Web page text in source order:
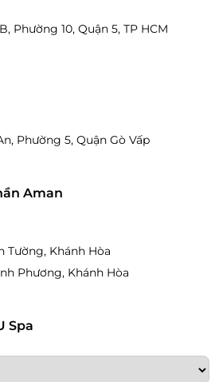
Vấp - Hồ Chí Minh.
P.4, Q.10, Hồ Chí Minh
Phường 10, Quận 5, TP HCM
Phường 5, Quận Gò Vấp
Aman
Tường, Khánh Hòa
Phương, Khánh Hòa
Spa